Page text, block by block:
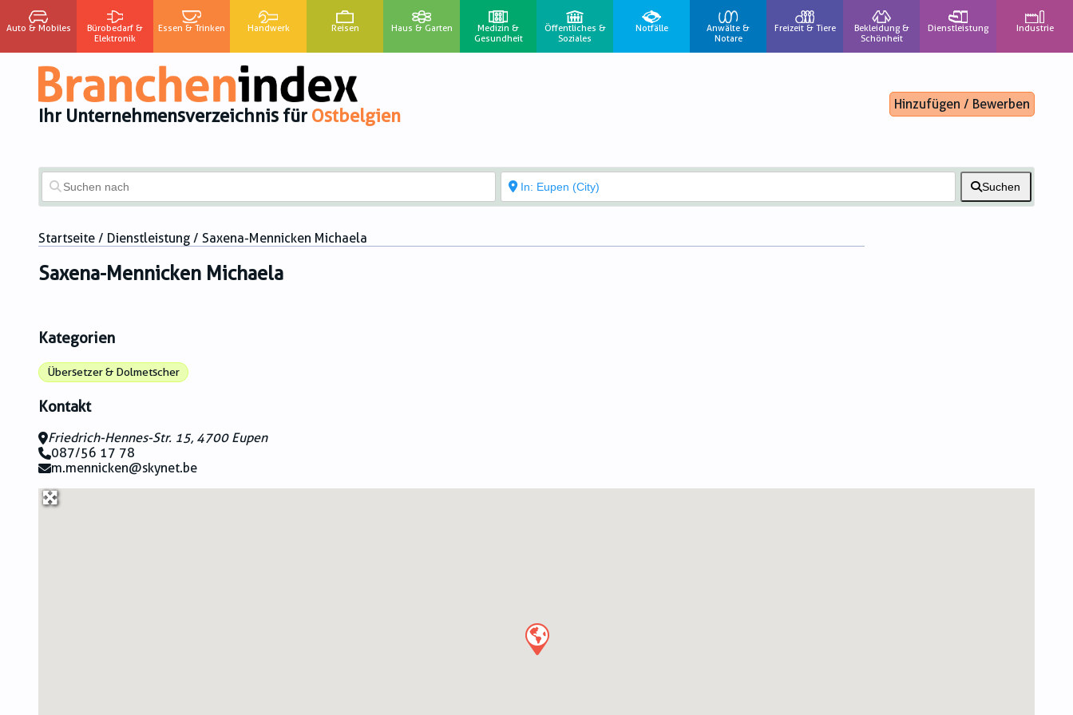
Auto & Mobiles
Bürobedarf &
Elektronik
Essen & Trinken Handwerk Reisen Haus & Garten
Medizin &
Gesundheit
Öffentliches &
Soziales
Notfälle
Anwälte &
Notare
Freizeit & Tiere
Bekleidung &
Schönheit
Dienstleistung Industrie
Ihr Unternehmensverzeichnis für Ostbelgien
Hinzufügen / Bewerben
Suchen
Startseite / Dienstleistung / Saxena-Mennicken Michaela
Saxena-Mennicken Michaela
Kategorien
Übersetzer & Dolmetscher
Kontakt
Friedrich-Hennes-Str. 15, 4700 Eupen
087/56 17 78
m.mennicken@skynet.be